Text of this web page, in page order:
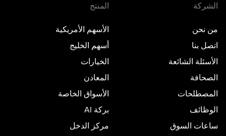
الشركة
من نحن
اتصل بنا
الأسئلة الشائعة
الصحافة
المصطلحات
الوظائف
ساعات السوق
المنتج
الأسهم الأمريكية
أسهم الخليج
الخيارات
المعادن
الأسواق الخاصة
بركة AI
مركز الدخل